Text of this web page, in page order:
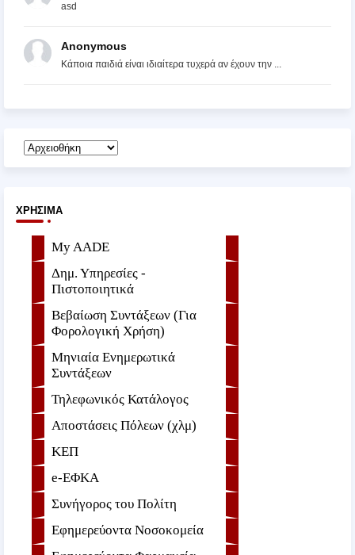
asd
Anonymous
Κάποια παιδιά είναι ιδιαίτερα τυχερά αν έχουν την ...
ΧΡΉΣΙΜΑ
My AADE
Δημ. Υπηρεσίες -
Πιστοποιητικά
Βεβαίωση Συντάξεων (Για
Φορολογική Χρήση)
Μηνιαία Ενημερωτικά
Συντάξεων
Τηλεφωνικός Κατάλογος
Αποστάσεις Πόλεων (χλμ)
ΚΕΠ
e-ΕΦKA
Συνήγορος του Πολίτη
Εφημερεύοντα Νοσοκομεία